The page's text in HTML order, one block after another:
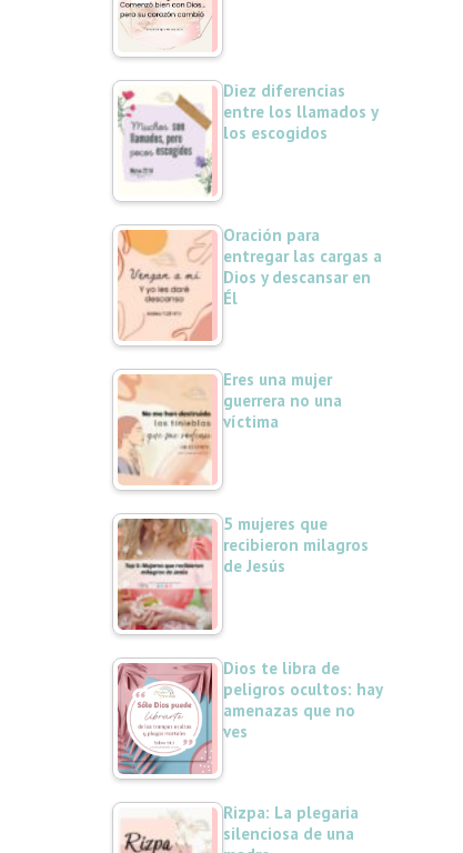
Diez diferencias
entre los llamados y
los escogidos
Oración para
entregar las cargas a
Dios y descansar en
Él
Eres una mujer
guerrera no una
víctima
5 mujeres que
recibieron milagros
de Jesús
Dios te libra de
peligros ocultos: hay
amenazas que no
ves
Rizpa: La plegaria
silenciosa de una